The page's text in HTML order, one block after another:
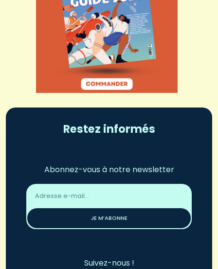
Restez informés
Abonnez-vous à notre newsletter
Adresse
email
JE M’ABONNE
Suivez-nous !